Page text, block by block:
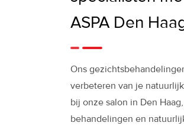
ASPA Den
Ons
verbeteren van je
bij onze salon in Den
behandelingen en